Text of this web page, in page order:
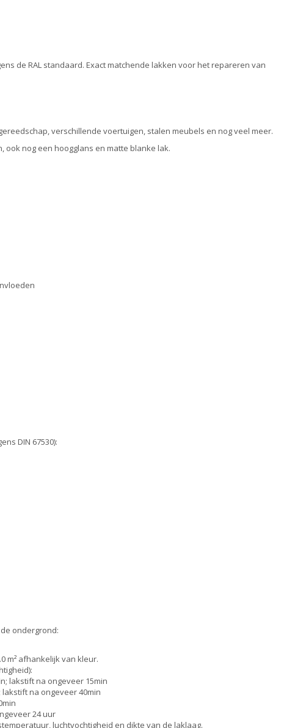
de RAL standaard. Exact matchende lakken voor het repareren van
verschillende voertuigen, stalen meubels en nog veel meer.
ook nog een hoogglans en matte blanke lak.
DIN 67530):
ondergrond:
m² afhankelijk van kleur.
lakstift na ongeveer 15min
na ongeveer 40min
24 uur
luchtvochtigheid en dikte van de laklaag.